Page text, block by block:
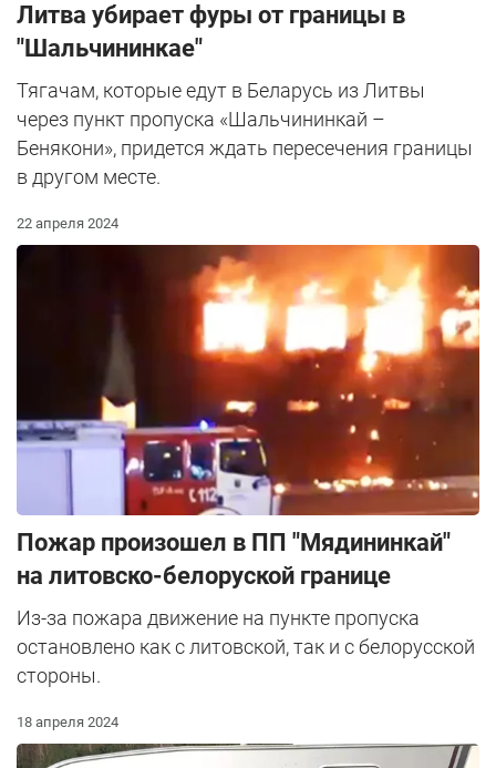
Литва убирает фуры от границы в
"Шальчининкае"
Тягачам, которые едут в Беларусь из Литвы
через пункт пропуска «Шальчининкай –
Бенякони», придется ждать пересечения границы
в другом месте.
22 апреля 2024
Пожар произошел в ПП "Мядининкай"
на литовско-белоруской границе
Из-за пожара движение на пункте пропуска
остановлено как с литовской, так и с белорусской
стороны.
18 апреля 2024